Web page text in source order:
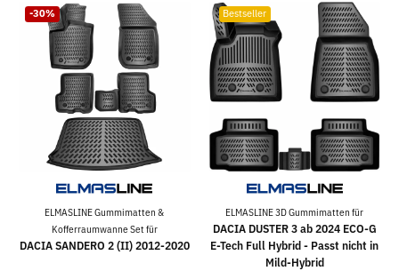
-30%
ELMASLINE Gummimatten &
Kofferraumwanne Set für
DACIA SANDERO 2 (II) 2012-2020
Bestseller
ELMASLINE 3D Gummimatten für
DACIA DUSTER 3 ab 2024 ECO-G
E-Tech Full Hybrid - Passt nicht in
Mild-Hybrid